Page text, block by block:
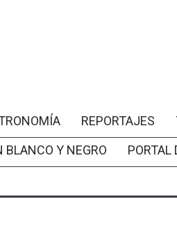
REPORTAJES
BLANCO Y NEGRO PORTAL